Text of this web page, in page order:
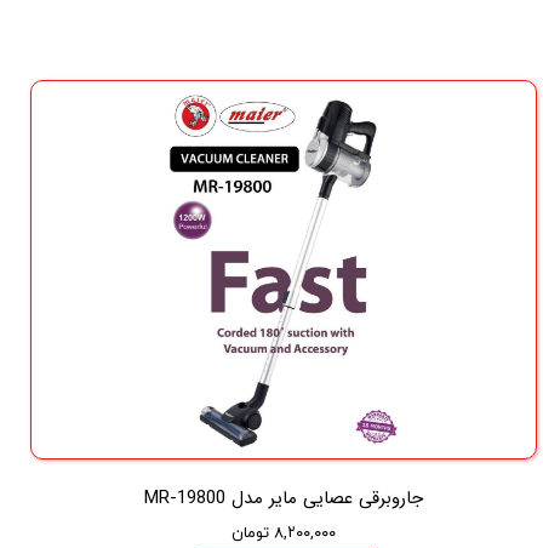
جاروبرقی عصایی مایر مدل MR-19800
۸,۲۰۰,۰۰۰ تومان